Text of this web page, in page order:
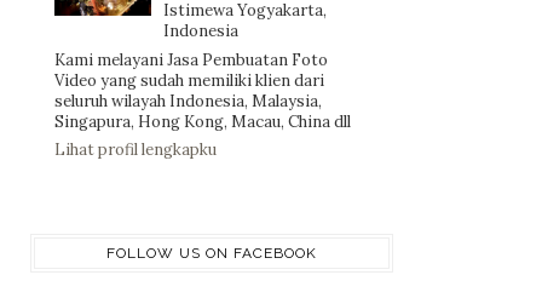
Istimewa Yogyakarta,
Indonesia
Kami melayani Jasa Pembuatan Foto
Video yang sudah memiliki klien dari
seluruh wilayah Indonesia, Malaysia,
Singapura, Hong Kong, Macau, China dll
Lihat profil lengkapku
FOLLOW US ON FACEBOOK